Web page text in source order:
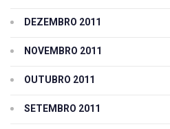
DEZEMBRO 2011
NOVEMBRO 2011
OUTUBRO 2011
SETEMBRO 2011